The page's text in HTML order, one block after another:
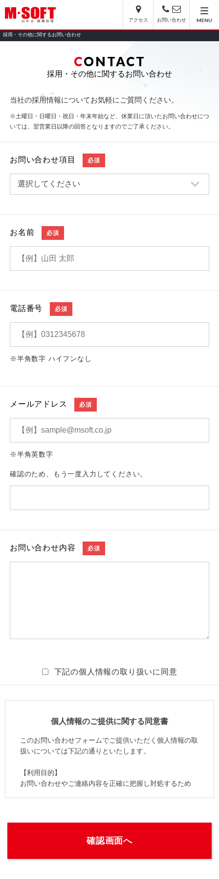
アクセス お問い合わせ MENU
採用・その他に関するお問い合わせ
CONTACT
採用・その他に関するお問い合わせ
当社の採用情報についてお気軽にご質問ください。
※土曜日・日曜日・祝日・年末年始など、休業日に頂いたお問い合わせにつ
いては、翌営業日以降の回答となりますのでご了承ください。
お問い合わせ項目 必須
お名前 必須
電話番号 必須
※半角数字 ハイフンなし
メールアドレス 必須
※半角英数字
確認のため、もう一度入力してください。
お問い合わせ内容 必須
下記の個人情報の取り扱いに同意
個人情報のご提供に関する同意書
このお問い合わせフォームでご提供いただく個人情報の取
扱いについては下記の通りといたします。
【利用目的】
お問い合わせやご連絡内容を正確に把握し対処するため
当社は、当個人情報の取扱い業務の全部または一部を外部